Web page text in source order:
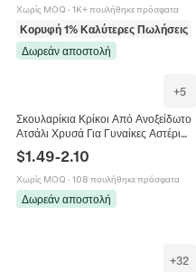
Χωρίς MOQ · 1K+ πουλήθηκε πρόσφατα
Κορυφή 1% Καλύτερες Πωλήσεις
Δωρεάν αποστολή
+5
Σκουλαρίκια Κρίκοι Από Ανοξείδωτο
Ατσάλι Χρυσά Για Γυναίκες Αστέρι
Καρδιά Πεταλούδα Στέμμα Λουλούδι
Σταυρός CZ Ζιργκόν Κοσμήματα
$1.49-2.10
Χωρίς MOQ · 108 πουλήθηκε πρόσφατα
Δωρεάν αποστολή
+32